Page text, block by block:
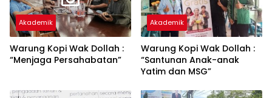
Akademik
Warung Kopi Wak Dollah :
“Menjaga Persahabatan”
Akademik
Warung Kopi Wak Dollah :
“Santunan Anak-anak
Yatim dan MSG”